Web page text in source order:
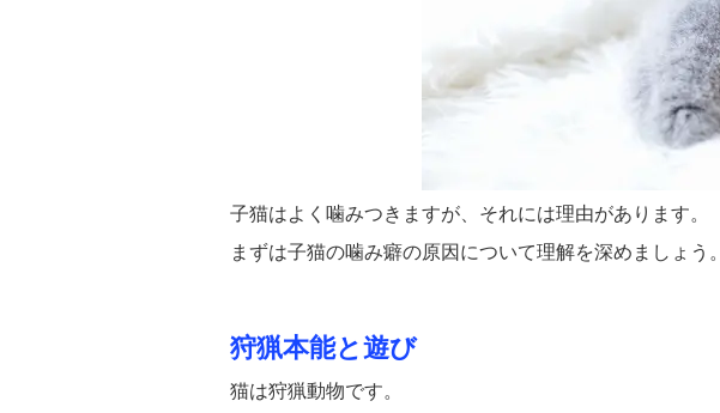
子猫はよく噛みつきますが、それには理由があります。
まずは子猫の噛み癖の原因について理解を深めましょう。
狩猟本能と遊び
猫は狩猟動物です。